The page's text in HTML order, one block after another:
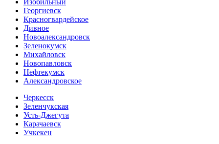
Георгиевск
Красногвардейское
Дивное
Новоалександровск
Зеленокумск
Михайловск
Новопавловск
Нефтекумск
Александровское
Черкесск
Зеленчукская
Усть-Джегута
Карачаевск
Учкекен